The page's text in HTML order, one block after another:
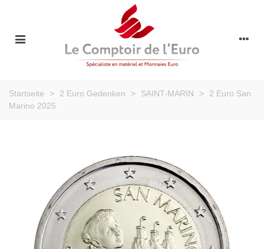
Startseite > 2 Euro Gedenken > SAINT-MARIN >
2 Euro San
Marino 2025